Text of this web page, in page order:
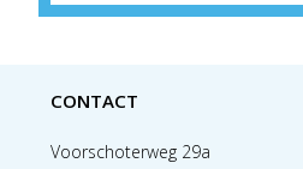
CONTACT
Voorschoterweg 29a